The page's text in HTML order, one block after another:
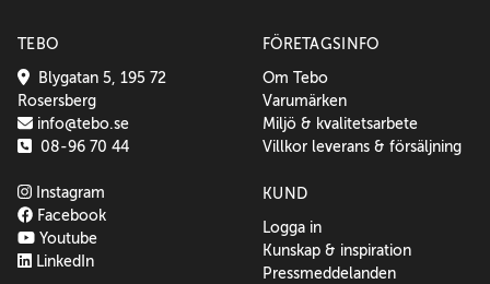
TEBO
Blygatan 5, 195 72
Rosersberg
info@tebo.se
08-96 70 44
Instagram
Facebook
Youtube
LinkedIn
FÖRETAGSINFO
Om Tebo
Varumärken
Miljö & kvalitetsarbete
Villkor leverans & försäljning
KUND
Logga in
Kunskap & inspiration
Pressmeddelanden